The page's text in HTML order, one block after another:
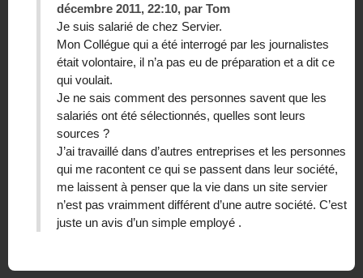
décembre 2011, 22:10, par Tom
Je suis salarié de chez Servier.
Mon Collégue qui a été interrogé par les journalistes
était volontaire, il n’a pas eu de préparation et a dit ce
qui voulait.
Je ne sais comment des personnes savent que les
salariés ont été sélectionnés, quelles sont leurs
sources ?
J’ai travaillé dans d’autres entreprises et les personnes
qui me racontent ce qui se passent dans leur société,
me laissent à penser que la vie dans un site servier
n’est pas vraimment différent d’une autre société. C’est
juste un avis d’un simple employé .